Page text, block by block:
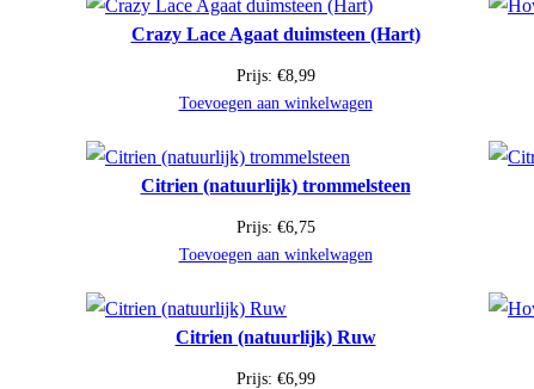
Crazy Lace Agaat duimsteen (Hart)
Prijs: €8,99
Toevoegen aan winkelwagen
Citrien (natuurlijk) trommelsteen
Prijs: €6,75
Toevoegen aan winkelwagen
Citrien (natuurlijk) Ruw
Prijs: €6,99